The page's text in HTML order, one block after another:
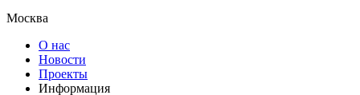
Москва
О нас
Новости
Проекты
Информация